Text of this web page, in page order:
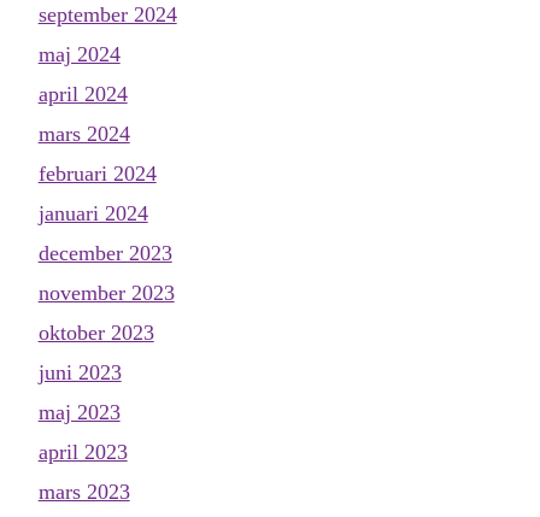
september 2024
maj 2024
april 2024
mars 2024
februari 2024
januari 2024
december 2023
november 2023
oktober 2023
juni 2023
maj 2023
april 2023
mars 2023